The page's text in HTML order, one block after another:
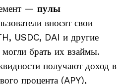
— пулы
вносят свои
USDC, DAI и другие
брать их взаймы.
получают доход в
процента (APY),